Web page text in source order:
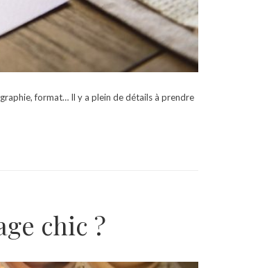
format… Il y a plein de détails à prendre
chic ?